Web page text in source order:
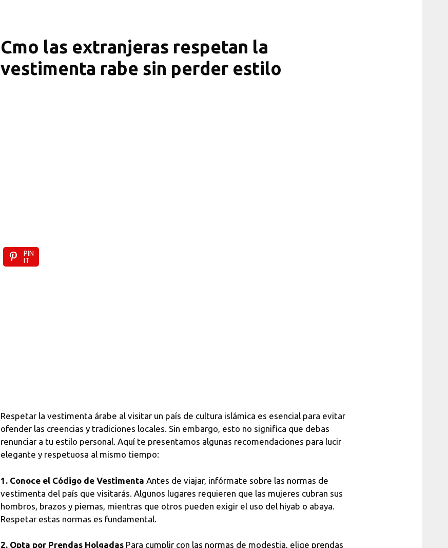
Cmo las extranjeras respetan la
vestimenta rabe sin perder estilo
PIN
IT
Respetar la vestimenta árabe al visitar un país de cultura islámica es esencial para evitar
ofender las creencias y tradiciones locales. Sin embargo, esto no significa que debas
renunciar a tu estilo personal. Aquí te presentamos algunas recomendaciones para lucir
elegante y respetuosa al mismo tiempo:
1. Conoce el Código de Vestimenta Antes de viajar, infórmate sobre las normas de
vestimenta del país que visitarás. Algunos lugares requieren que las mujeres cubran sus
hombros, brazos y piernas, mientras que otros pueden exigir el uso del hiyab o abaya.
Respetar estas normas es fundamental.
2. Opta por Prendas Holgadas Para cumplir con las normas de modestia, elige prendas